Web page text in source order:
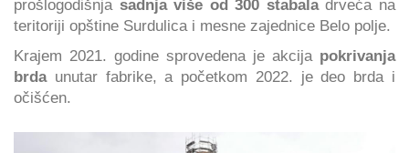
prošlogodišnja sadnja više od 300 stabaladrveća na
teritoriji opštine Surdulica i mesne zajednice Belo polje.
Krajem 2021. godine sprovedena je akcija pokrivanja
brdaunutar fabrike, a početkom 2022. je deo brda i
očišćen.